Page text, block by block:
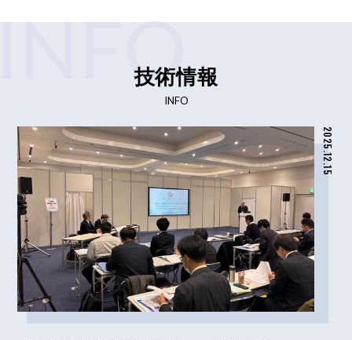
技術情報
INFO
2025.12.15